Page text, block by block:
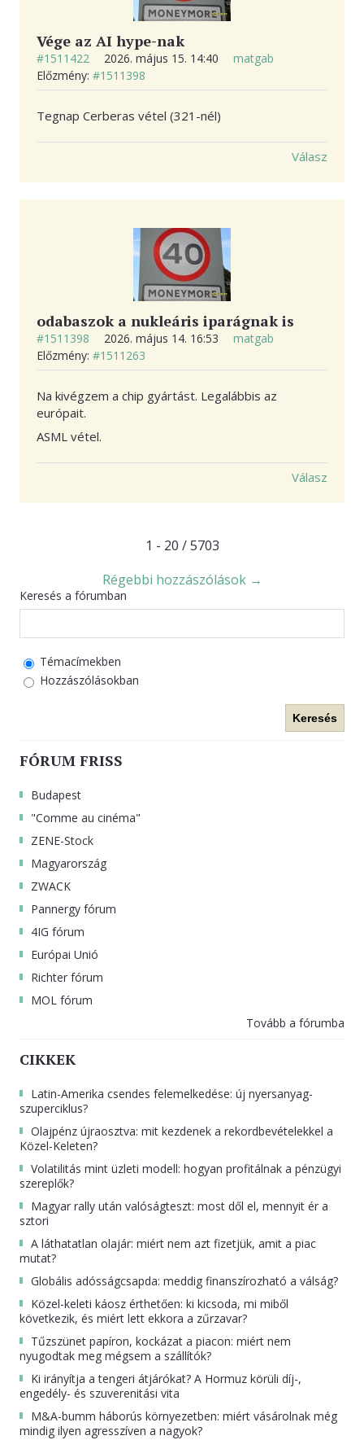
Vége az AI hype-nak
#1511422 2026. május 15. 14:40
matgab
Előzmény: #1511398
Tegnap Cerberas vétel (321-nél)
Válasz
odabaszok a nukleáris iparágnak is
#1511398 2026. május 14. 16:53
matgab
Előzmény: #1511263
Na kivégzem a chip gyártást. Legalábbis az
európait.
ASML vétel.
Válasz
1 - 20 / 5703
Régebbi hozzászólások →
Keresés a fórumban
Témacímekben
Hozzászólásokban
Keresés
FÓRUM FRISS
Budapest
"Comme au cinéma"
ZENE-Stock
Magyarország
ZWACK
Pannergy fórum
4IG fórum
Európai Unió
Richter fórum
MOL fórum
Tovább a fórumba
CIKKEK
Latin-Amerika csendes felemelkedése: új nyersanyag-
szuperciklus?
Olajpénz újraosztva: mit kezdenek a rekordbevételekkel a
Közel-Keleten?
Volatilitás mint üzleti modell: hogyan profitálnak a pénzügyi
szereplők?
Magyar rally után valóságteszt: most dől el, mennyit ér a
sztori
A láthatatlan olajár: miért nem azt fizetjük, amit a piac
mutat?
Globális adósságcsapda: meddig finanszírozható a válság?
Közel-keleti káosz érthetően: ki kicsoda, mi miből
következik, és miért lett ekkora a zűrzavar?
Tűzszünet papíron, kockázat a piacon: miért nem
nyugodtak meg mégsem a szállítók?
Ki irányítja a tengeri átjárókat? A Hormuz körüli díj-,
engedély- és szuverenitási vita
M&A-bumm háborús környezetben: miért vásárolnak még
mindig ilyen agresszíven a nagyok?